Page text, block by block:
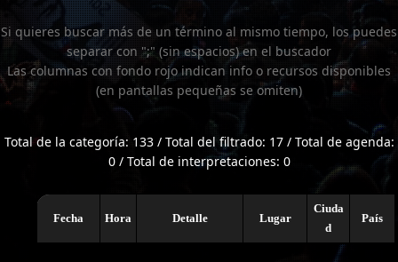
Si quieres buscar más de un término al mismo tiempo, los puedes
separar con ";" (sin espacios) en el buscador
Las columnas con fondo rojo indican info o recursos disponibles
(en pantallas pequeñas se omiten)
Total de la categoría: 133 / Total del filtrado: 17 / Total de agenda:
0 / Total de interpretaciones: 0
Fecha Hora Detalle Lugar
Ciuda
d
País